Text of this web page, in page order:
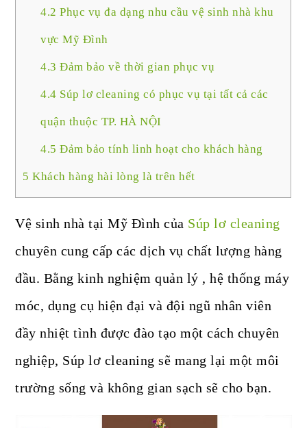
4.2 Phục vụ đa dạng nhu cầu vệ sinh nhà khu
vực Mỹ Đình
4.3 Đảm bảo về thời gian phục vụ
4.4 Súp lơ cleaning có phục vụ tại tất cả các
quận thuộc TP. HÀ NỘI
4.5 Đảm bảo tính linh hoạt cho khách hàng
5 Khách hàng hài lòng là trên hết
Vệ sinh nhà tại Mỹ Đình của Súp lơ cleaning
chuyên cung cấp các dịch vụ chất lượng hàng
đầu. Bằng kinh nghiệm quản lý , hệ thống máy
móc, dụng cụ hiện đại và đội ngũ nhân viên
đầy nhiệt tình được đào tạo một cách chuyên
nghiệp, Súp lơ cleaning sẽ mang lại một môi
trường sống và không gian sạch sẽ cho bạn.